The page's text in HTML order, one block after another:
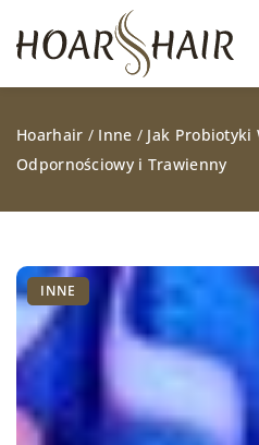
Hoarhair / Inne / Jak Probiotyki
Odpornościowy i Trawienny
INNE